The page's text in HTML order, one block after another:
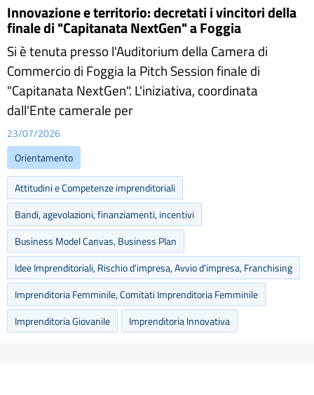
Innovazione e territorio: decretati i vincitori della
finale di "Capitanata NextGen" a Foggia
Si è tenuta presso l'Auditorium della Camera di
Commercio di Foggia la Pitch Session finale di
"Capitanata NextGen". L'iniziativa, coordinata
dall'Ente camerale per
23/07/2026
Orientamento
Attitudini e Competenze imprenditoriali
Bandi, agevolazioni, finanziamenti, incentivi
Business Model Canvas, Business Plan
Idee Imprenditoriali, Rischio d'impresa, Avvio d'impresa, Franchising
Imprenditoria Femminile, Comitati Imprenditoria Femminile
Imprenditoria Giovanile
Imprenditoria Innovativa